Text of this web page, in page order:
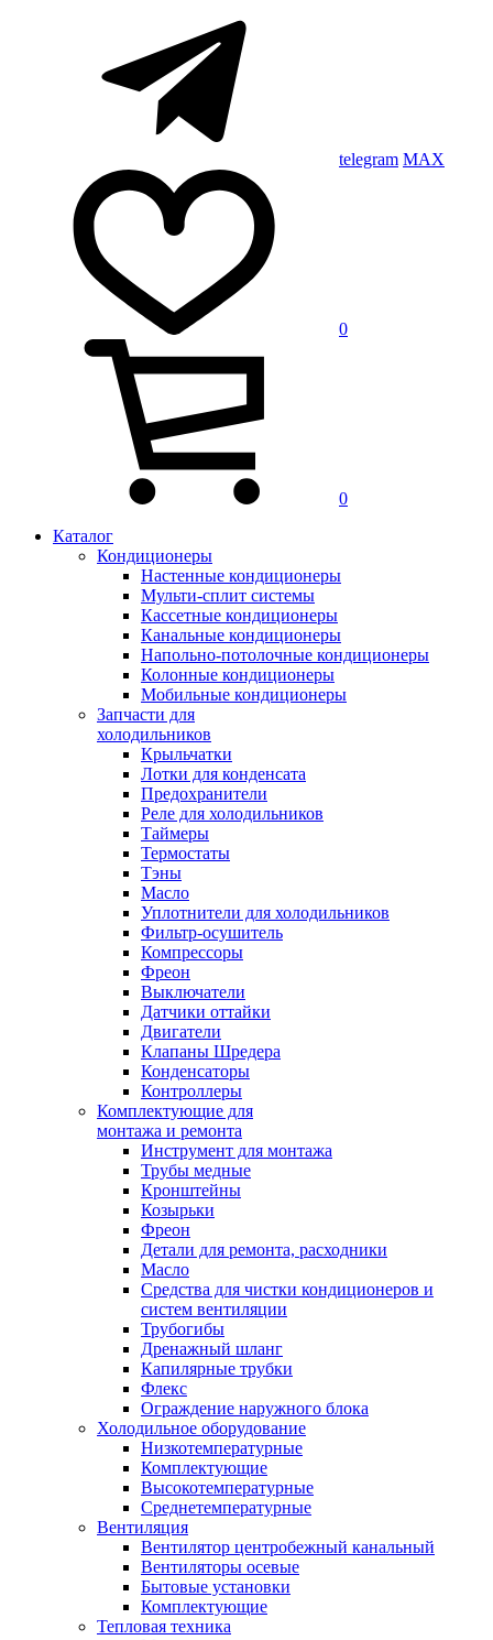
telegram MAX
0
0
Каталог
Кондиционеры
Настенные кондиционеры
Мульти-сплит системы
Кассетные кондиционеры
Канальные кондиционеры
Напольно-потолочные кондиционеры
Колонные кондиционеры
Мобильные кондиционеры
Запчасти для
холодильников
Крыльчатки
Лотки для конденсата
Предохранители
Реле для холодильников
Таймеры
Термостаты
Тэны
Масло
Уплотнители для холодильников
Фильтр-осушитель
Компрессоры
Фреон
Выключатели
Датчики оттайки
Двигатели
Клапаны Шредера
Конденсаторы
Контроллеры
Комплектующие для
монтажа и ремонта
Инструмент для монтажа
Трубы медные
Кронштейны
Козырьки
Фреон
Детали для ремонта, расходники
Масло
Средства для чистки кондиционеров и
систем вентиляции
Трубогибы
Дренажный шланг
Капилярные трубки
Флекс
Ограждение наружного блока
Холодильное оборудование
Низкотемпературные
Комплектующие
Высокотемпературные
Среднетемпературные
Вентиляция
Вентилятор центробежный канальный
Вентиляторы осевые
Бытовые установки
Комплектующие
Тепловая техника